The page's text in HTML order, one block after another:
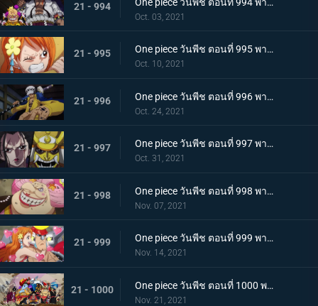
21 - 994
Oct. 03, 2021
21 - 995 One piece วันพีช ตอนที่ 995 พากย์ไทย จู่โจมปณิธานของโอเด้งที่สืบทอดมา
Oct. 10, 2021
21 - 996 One piece วันพีช ตอนที่ 996 พากย์ไทย โอนิกาชิมะสั่นสะเทือน ลูฟี่เริ่มสงครามเต็มรูปแบบ
Oct. 24, 2021
21 - 997 One piece วันพีช ตอนที่ 997 พากย์ไทย การต่อสู้ใต้แสงจันทร์ นักรบคลั่ง ซูลอง
Oct. 31, 2021
21 - 998 One piece วันพีช ตอนที่ 998 พากย์ไทย ซุสเป็นปฏิปักษ์! นามิเข้าตาจน!
Nov. 07, 2021
21 - 999 One piece วันพีช ตอนที่ 999 พากย์ไทย เราจะปกป้องเจ้า การพบกันระหว่างยามาโตะกับโมโมโนะสุเกะ
Nov. 14, 2021
21 - 1000 One piece วันพีช ตอนที่ 1000 พากย์ไทย กำลังรบเหนือระดับ! กลุ่มหมวกฟางรวมพล
Nov. 21, 2021